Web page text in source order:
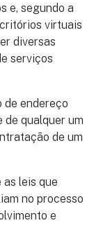
e, segundo a
virtuais
diversas
serviços
de endereço
de qualquer um
de um
leis que
no processo
e